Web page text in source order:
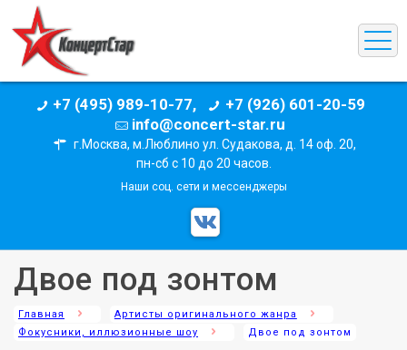
+7 (495) 989-10-77,
+7 (926) 601-20-59
info@concert-star.ru
г.Москва, м.Люблино ул. Судакова, д. 14 оф. 20,
пн-сб с 10 до 20 часов.
Наши соц. сети и мессенджеры
Двое под зонтом
Главная
Артисты оригинального жанра
Фокусники, иллюзионные шоу
Двое под зонтом